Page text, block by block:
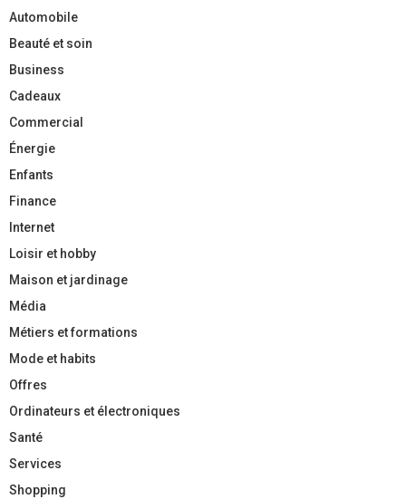
Automobile
Beauté et soin
Business
Cadeaux
Commercial
Énergie
Enfants
Finance
Internet
Loisir et hobby
Maison et jardinage
Média
Métiers et formations
Mode et habits
Offres
Ordinateurs et électroniques
Santé
Services
Shopping